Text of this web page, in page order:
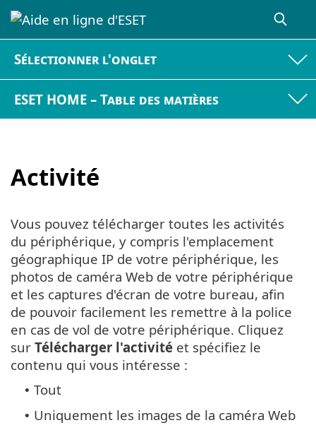
Sélectionner l'onglet
ESET HOME – Table des matières
Activité
Vous pouvez télécharger toutes les activités
du périphérique, y compris l'emplacement
géographique IP de votre périphérique, les
photos de caméra Web de votre périphérique
et les captures d'écran de votre bureau, afin
de pouvoir facilement les remettre à la police
en cas de vol de votre périphérique. Cliquez
sur Télécharger l'activité et spécifiez le
contenu qui vous intéresse :
• Tout
• Uniquement les images de la caméra Web